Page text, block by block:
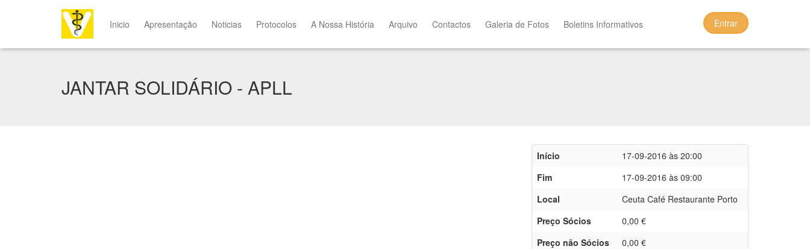
Inicio Apresentação Noticias Protocolos A Nossa História Arquivo Contactos Galeria de Fotos Boletins Informativos Entrar
JANTAR SOLIDÁRIO - APLL
Início
17-09-2016 às 20:00
Fim
17-09-2016 às 09:00
Local
Ceuta Café Restaurante Porto
Preço Sócios
0,00 €
Preço não Sócios
0,00 €